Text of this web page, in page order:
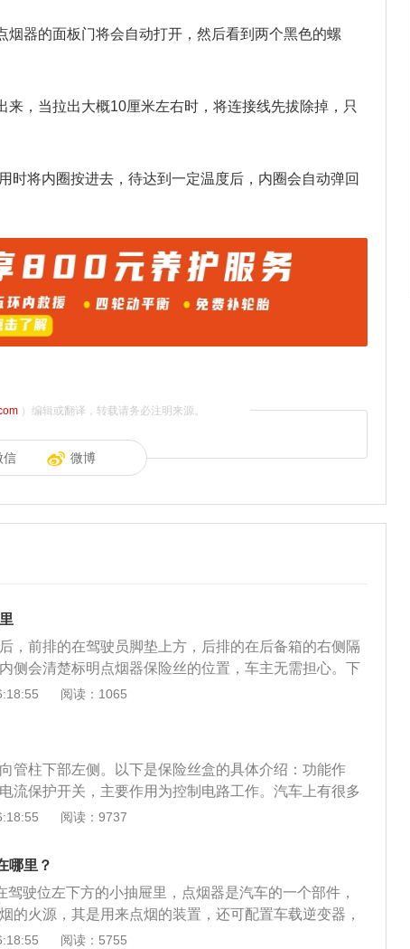
器的面板门将会自动打开，然后看到两个黑色的螺
，当拉出大概10厘米左右时，将连接线先拔除掉，只
时将内圈按进去，待达到一定温度后，内圈会自动弹回
）编辑或翻译，转载请务必注明来源。
信 微博
，前排的在驾驶员脚垫上方，后排的在后备箱的右侧隔
侧会清楚标明点烟器保险丝的位置，车主无需担心。下
寻找保险丝前，安全起见请关闭发动机与电源。2、找
第一列第二个。4、接着取下保险丝保护盖，拿出测电
其中一端检测时亮灯，而另一端不亮灯，说明保险丝烧
掉的保险丝，将新的保险丝重新接回。相关扩展：点
烟器插孔在一键启动按钮右边，图标为香烟形状。按下
完毕会弹出，可以听到嘀嗒一声响。2、注意，拿起弹
使用点烟器。保险丝控制着各个元件的电流与电压，随
，甚至引发火灾。所以，不建议非专业人士自行更换。
阅读：1065
管柱下部左侧。以下是保险丝盒的具体介绍：功能作
流保护开关，主要作用为控制电路工作。汽车上有很多
路的作用，当电路的温度过高或电流过大时，保险丝能
受到影响。当保险丝熔断后，需要更换新保险丝。更换
时，要用专用夹子将保险丝夹出来。在发动机舱内的保
在驾驶舱内的保险丝盒一般位于主驾驶位置或副驾驶手
阅读：9737
哪里？
驾驶位左下方的小抽屉里，点烟器是汽车的一个部件，
的火源，其是用来点烟的装置，还可配置车载逆变器，
48伏的直流电转换为可供普通电器使用的电流。捷途x7
阅读：5755